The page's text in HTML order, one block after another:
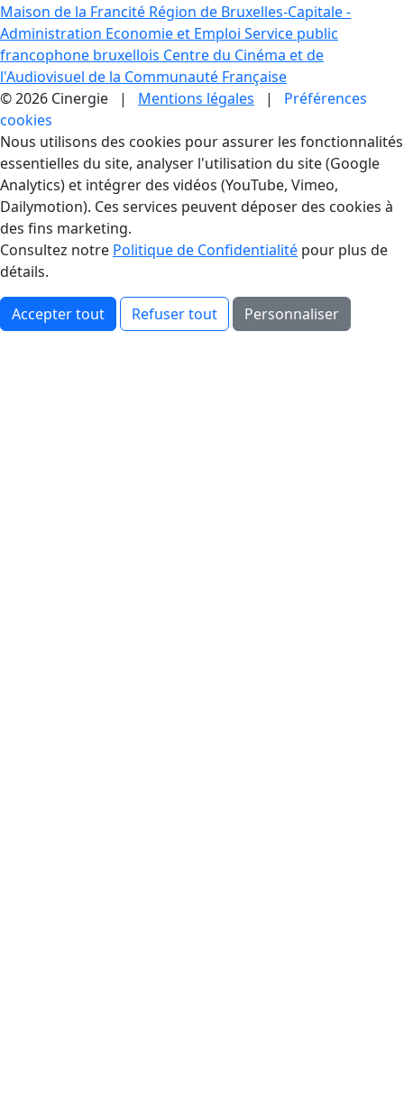
Maison de la Francité Région de Bruxelles-Capitale -
Administration Economie et Emploi Service public
francophone bruxellois Centre du Cinéma et de
l'Audiovisuel de la Communauté Française
© 2026 Cinergie | Mentions légales | Préférences
cookies
Gestion des Cookies
Nous utilisons des cookies pour assurer les fonctionnalités
essentielles du site, analyser l'utilisation du site (Google
Analytics) et intégrer des vidéos (YouTube, Vimeo,
Dailymotion). Ces services peuvent déposer des cookies à
des fins marketing.
Consultez notre Politique de Confidentialité pour plus de
détails.
Accepter tout Refuser tout Personnaliser